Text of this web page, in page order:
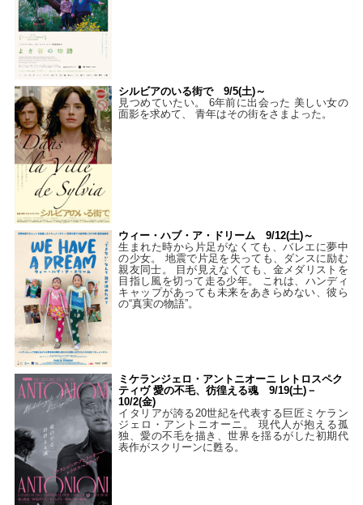
シルビアのいる街で 9/5(土)～
見つめていたい。 6年前に出会った 美しい女の
面影を求めて、 青年はその街をさまよった。
ウィー・ハブ・ア・ドリーム 9/12(土)～
生まれた時から片足がなくても、バレエに夢中
の少女。 地震で片足を失っても、ダンスに励む
親友同士。 目が見えなくても、金メダリストを
目指し風を切って走る少年。 これは、ハンディ
キャップがあっても未来をあきらめない、彼ら
の“真実の物語”。
ミケランジェロ・アントニオーニ レトロスペク
ティヴ 愛の不毛、彷徨える魂 9/19(土)－
10/2(金)
イタリアが誇る20世紀を代表する巨匠ミケラン
ジェロ・アントニオーニ。 現代人が抱える孤
独、愛の不毛を描き、世界を揺るがした初期代
表作がスクリーンに甦る。